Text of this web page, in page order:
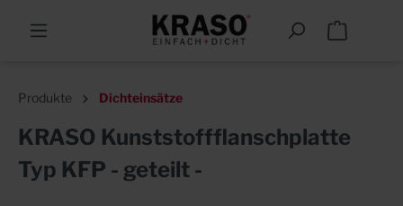
Produkte Dichteinsätze
KRASO Kunststoffflanschplatte
Typ KFP - geteilt -